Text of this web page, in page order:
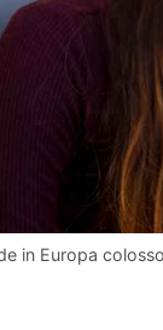
in Europa